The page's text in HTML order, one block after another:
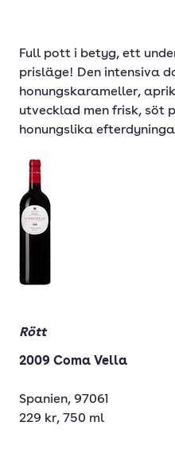
Full pott i betyg, ett
prisläge! Den intensiva
honungskarameller,
utvecklad men frisk, söt
honungslika
Rött
2009 Coma Vella
Spanien, 97061
229 kr, 750 ml